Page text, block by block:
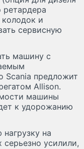
ретардера
и
сервисную
машину с
Scania предложит
Allison.
машины
к удорожанию
на
усилили,